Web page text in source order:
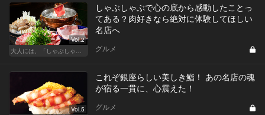
Vol.2
しゃぶしゃぶで心の底から感動したことっ
てある？肉好きなら絶対に体験してほしい
名店へ
グルメ
Vol.5
これぞ銀座らしい美しき鮨！ あの名店の魂
が宿る一貫に、心震えた！
グルメ